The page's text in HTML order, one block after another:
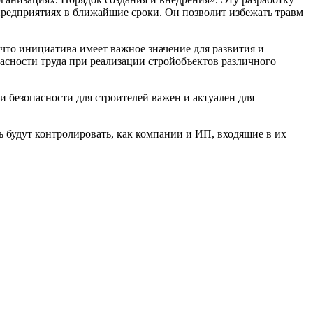
в ближайшие сроки. Он позволит избежать травм
инициатива имеет важное значение для развития и
труда при реализации стройобъектов различного
для строителей важен и актуален для
контролировать, как компании и ИП, входящие в их